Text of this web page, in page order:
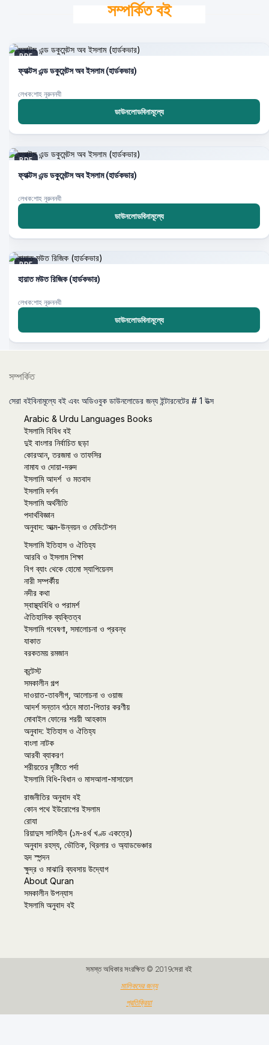
সম্পর্কিত বই
PDF
ফ্যাক্টস এন্ড ডকুমেন্টস অব ইসলাম (হার্ডকভার)
লেখক:শাহ নূরুননবী
ডাউনলোডবিনামূল্যে
PDF
ফ্যাক্টস এন্ড ডকুমেন্টস অব ইসলাম (হার্ডকভার)
লেখক:শাহ নূরুননবী
ডাউনলোডবিনামূল্যে
PDF
হায়াত মউত রিজিক (হার্ডকভার)
লেখক:শাহ নূরুননবী
ডাউনলোডবিনামূল্যে
সম্পর্কিত
সেরা বইবিনামূল্যে বই এবং অডিওবুক ডাউনলোডের জন্য ইন্টারনেটের # 1 উত্স
Arabic & Urdu Languages Books
ইসলামি বিবিধ বই
দুই বাংলার নির্বাচিত ছড়া
কোরআন, তরজমা ও তাফসির
নামায ও দোয়া-দরুদ
ইসলামি আদর্শ ও মতবাদ
ইসলামি দর্শন
ইসলামি অর্থনীতি
পদার্থবিজ্ঞান
অনুবাদ: আত্ম-উন্নয়ন ও মেডিটেশন
ইসলামি ইতিহাস ও ঐতিহ্য
আরবি ও ইসলাম শিক্ষা
বিগ ব্যাং থেকে হোমো স্যাপিয়েনস
নারী সম্পর্কীয়
নদীর কথা
স্বাস্থ্যবিধি ও পরামর্শ
ঐতিহাসিক ব্যক্তিত্ব
ইসলামি গবেষণা, সমালোচনা ও প্রবন্ধ
যাকাত
বরকতময় রমজান
কন্টেস্ট
সমকালীন গল্প
দাওয়াত-তাবলীগ, আলোচনা ও ওয়াজ
আদর্শ সন্তান গঠনে মাতা-পিতার করণীয়
মোবাইল ফোনের শরয়ী আহকাম
অনুবাদ: ইতিহাস ও ঐতিহ্য
বাংলা নাটক
আরবী ব্যাকরণ
শরীয়তের দৃষ্টিতে পর্দা
ইসলামি বিধি-বিধান ও মাসআলা-মাসায়েল
রাজনীতির অনুবাদ বই
কোন পথে ইউরোপের ইসলাম
রোযা
রিয়াদুস সালিহীন (১ম-৪র্থ খণ্ড একত্রে)
অনুবাদ রহস্য, ভৌতিক, থ্রিলার ও অ্যাডভেঞ্চার
হৃদ স্পন্দন
ক্ষুদ্র ও মাঝারি ব্যবসায় উদ্যোগ
About Quran
সমকালীন উপন্যাস
ইসলামি অনুবাদ বই
সমস্ত অধিকার সংরক্ষিত © 2019সেরা বই
মালিকদের জন্য
প্রতিক্রিয়া